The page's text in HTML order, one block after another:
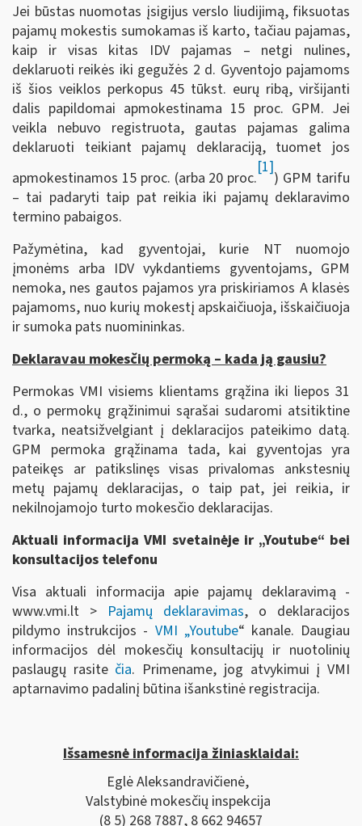
Jei būstas nuomotas įsigijus verslo liudijimą, fiksuotas
pajamų mokestis sumokamas iš karto, tačiau pajamas,
kaip ir visas kitas IDV pajamas – netgi nulines,
deklaruoti reikės iki gegužės 2 d. Gyventojo pajamoms
iš šios veiklos perkopus 45 tūkst. eurų ribą, viršijanti
dalis papildomai apmokestinama 15 proc. GPM. Jei
veikla nebuvo registruota, gautas pajamas galima
deklaruoti teikiant pajamų deklaraciją, tuomet jos
apmokestinamos 15 proc. (arba 20 proc.
[1]
) GPM tarifu
– tai padaryti taip pat reikia iki pajamų deklaravimo
termino pabaigos.
Pažymėtina, kad gyventojai, kurie NT nuomojo
įmonėms arba IDV vykdantiems gyventojams, GPM
nemoka, nes gautos pajamos yra priskiriamos A klasės
pajamoms, nuo kurių mokestį apskaičiuoja, išskaičiuoja
ir sumoka pats nuomininkas.
Deklaravau mokesčių permoką – kada ją gausiu?
Permokas VMI visiems klientams grąžina iki liepos 31
d., o permokų grąžinimui sąrašai sudaromi atsitiktine
tvarka, neatsižvelgiant į deklaracijos pateikimo datą.
GPM permoka grąžinama tada, kai gyventojas yra
pateikęs ar patikslinęs visas privalomas ankstesnių
metų pajamų deklaracijas, o taip pat, jei reikia, ir
nekilnojamojo turto mokesčio deklaracijas.
Aktuali informacija VMI svetainėje ir „Youtube“ bei
konsultacijos telefonu
Visa aktuali informacija apie pajamų deklaravimą -
www.vmi.lt > Pajamų deklaravimas, o deklaracijos
pildymo instrukcijos - VMI „Youtube“ kanale. Daugiau
informacijos dėl mokesčių konsultacijų ir nuotolinių
paslaugų rasite čia. Primename, jog atvykimui į VMI
aptarnavimo padalinį būtina išankstinė registracija.
Išsamesnė informacija žiniasklaidai:
Eglė Aleksandravičienė,
Valstybinė mokesčių inspekcija
(8 5) 268 7887, 8 662 94657